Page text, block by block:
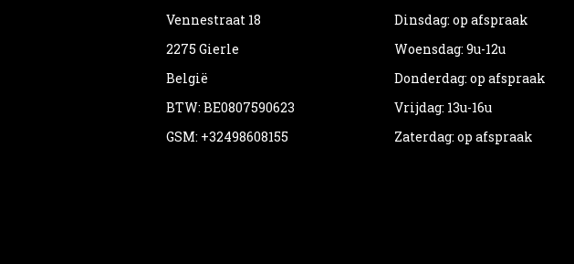
Vennestraat 18
2275 Gierle
België
BTW: BE0807590623
GSM: +32498608155
Dinsdag: op afspraak
Woensdag: 9u-12u
Donderdag: op afspraak
Vrijdag: 13u-16u
Zaterdag: op afspraak